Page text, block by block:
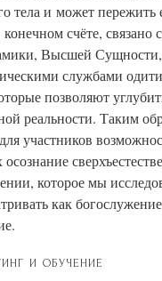
тела и может пережить
счёте,
Высшей Сущности,
службами
позволяют
реальности. Таким
участников
которое мы
как богослужение
и обучение